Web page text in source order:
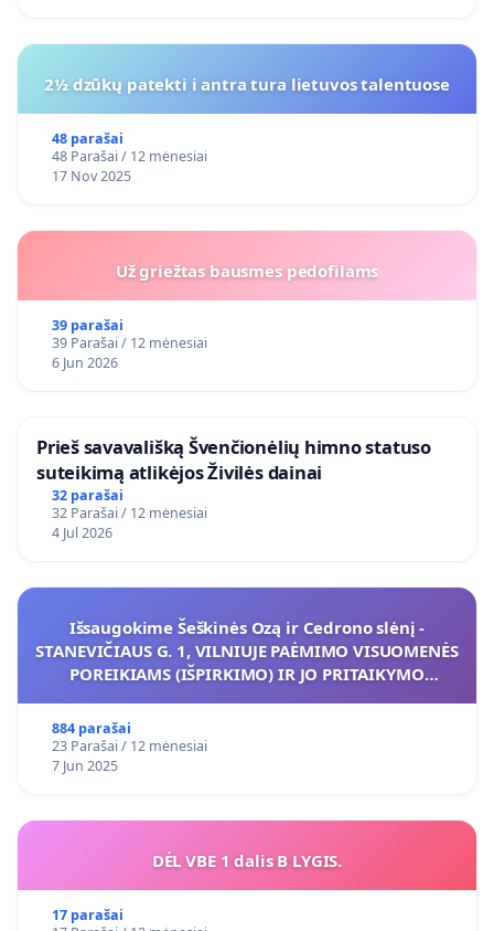
2½ dzūkų patekti i antra tura lietuvos talentuose
48 parašai
48 Parašai / 12 mėnesiai
17 Nov 2025
Už griežtas bausmes pedofilams
39 parašai
39 Parašai / 12 mėnesiai
6 Jun 2026
​Prieš savavališką Švenčionėlių himno statuso
suteikimą atlikėjos Živilės dainai
32 parašai
32 Parašai / 12 mėnesiai
4 Jul 2026
Išsaugokime Šeškinės Ozą ir Cedrono slėnį -
STANEVIČIAUS G. 1, VILNIUJE PAĖMIMO VISUOMENĖS
POREIKIAMS (IŠPIRKIMO) IR JO PRITAIKYMO
884 parašai
23 Parašai / 12 mėnesiai
7 Jun 2025
DĖL VBE 1 dalis B LYGIS.
17 parašai